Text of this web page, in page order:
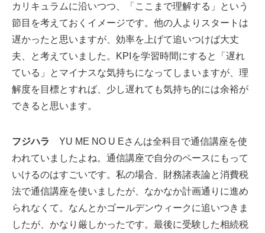
カリキュラムに沿いつつ、「ここまで理解する」という
節目を考えておくイメージです。他の人よりスタートは
遅かったと思いますが、効率を上げて追いつけば大丈
夫、と考えていました。KPIを学習時間にすると「遅れ
ている」とマイナスな気持ちになってしまいますが、理
解度を目標とすれば、少し遅れても気持ち的には余裕が
できると思います。
フジハラ
YU ME NO U Eさんは全科目で通信講座を使
われていましたよね。通信講座で自分のペースにもって
いけるのはすごいです。私の場合、財務諸表論と消費税
法で通信講座を使いましたが、なかなか計画通りに進め
られなくて。なんとかゴールデンウィークに追いつきま
したが、かなり厳しかったです。最後に受験した相続税